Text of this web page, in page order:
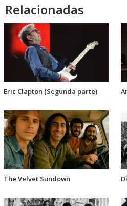
Relacionadas
Eric Clapton (Segunda parte)
The Velvet Sundown